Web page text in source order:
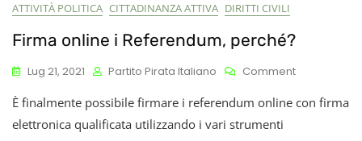
ATTIVITÀ POLITICA CITTADINANZA ATTIVA DIRITTI CIVILI
Firma online i Referendum, perché?
Lug 21, 2021 Partito Pirata Italiano CommentOn
Online
È finalmente possibile firmare i referendum online con firma
elettronica qualificata utilizzando i vari strumenti